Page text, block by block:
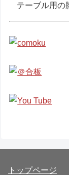
テーブル用の
トップページ